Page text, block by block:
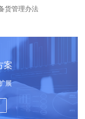
货管理办法
案
展